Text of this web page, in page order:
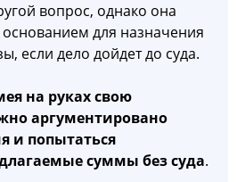
вопрос, однако она
для назначения
если дело дойдет до суда.
на руках свою
аргументировано
и попытаться
суммы без суда.